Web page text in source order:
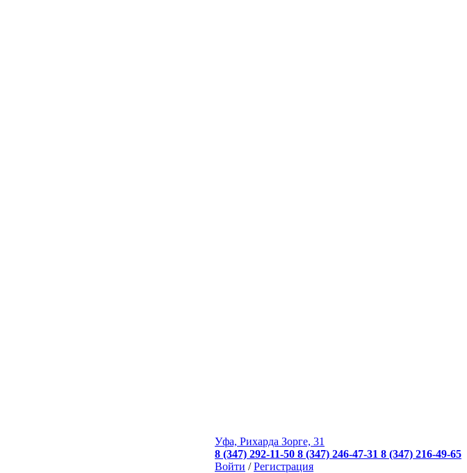
Уфа, Рихарда Зорге, 31
8 (347) 292-11-50 8 (347) 246-47-31 8 (347) 216-49-65
Войти /Регистрация